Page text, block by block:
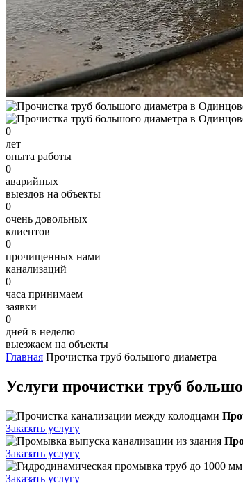
0
лет
опыта работы
0
аварийных
выездов на объекты
0
очень довольных
клиентов
0
прочищенных нами
канализаций
0
часа принимаем
заявки
0
дней в неделю
выезжаем на объекты
Главная Прочистка труб большого диаметра
Услуги прочистки труб
Заказать услугу
Заказать услугу
Заказать услугу